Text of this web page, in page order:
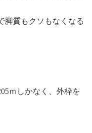
脚質もクソもなくなる
ｍしかなく、外枠を